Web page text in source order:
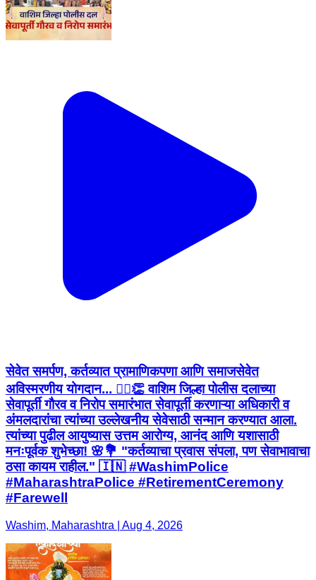
सेवेत समर्पण, कर्तव्यात प्रामाणिकपणा आणि समाजसेवेत
अविस्मरणीय योगदान... 👮‍♂️👏 वाशिम जिल्हा पोलीस दलाच्या
सेवापूर्ती गौरव व निरोप समारंभात सेवापूर्ती करणाऱ्या अधिकारी व
अंमलदारांचा त्यांच्या उल्लेखनीय सेवेसाठी सन्मान करण्यात आला.
त्यांच्या पुढील आयुष्यास उत्तम आरोग्य, आनंद आणि यशासाठी
मनःपूर्वक शुभेच्छा! 🌸💐 "कर्तव्याचा प्रवास संपला, पण सेवाभावाचा
ठसा कायम राहील." 🇮🇳 #WashimPolice
#MaharashtraPolice #RetirementCeremony
#Farewell
Washim, Maharashtra | Aug 4, 2026